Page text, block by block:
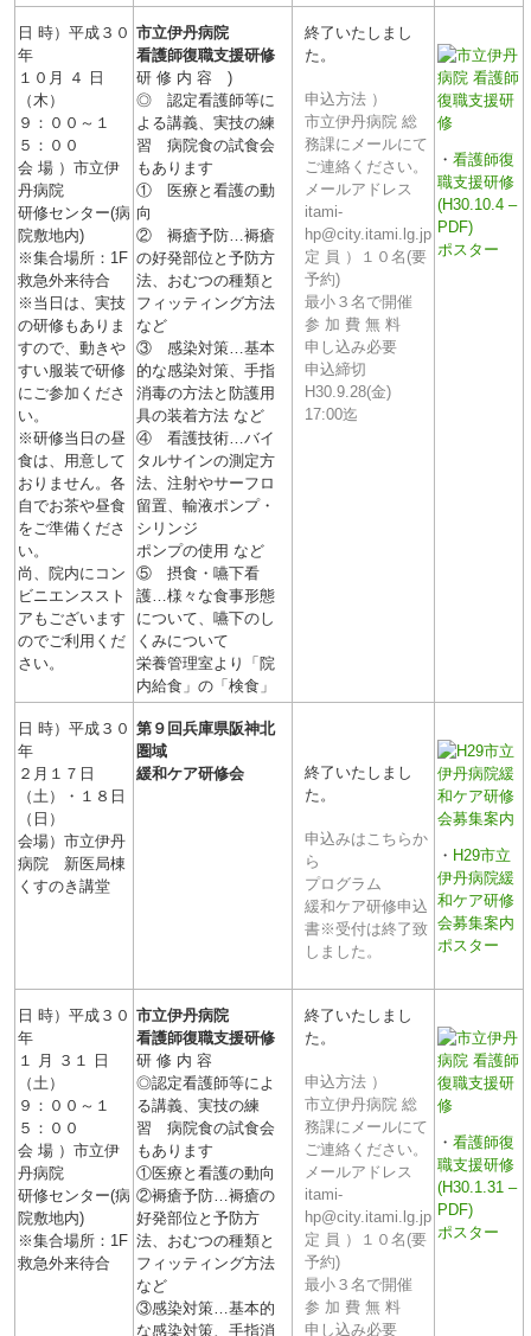
日 時）平成３０
年
１０月 ４ 日
（木）
９：００～１
５：００
会 場 ）市立伊
丹病院
研修センター(病
院敷地内)
※集合場所：1F
救急外来待合
※当日は、実技
の研修もありま
すので、動きや
すい服装で研修
にご参加くださ
い。
※研修当日の昼
食は、用意して
おりません。各
自でお茶や昼食
をご準備くださ
い。
尚、院内にコン
ビニエンススト
アもございます
のでご利用くだ
さい。
市立伊丹病院
看護師復職支援研修
研 修 内 容 )
◎ 認定看護師等に
よる講義、実技の練
習 病院食の試食会
もあります
① 医療と看護の動
向
② 褥瘡予防…褥瘡
の好発部位と予防方
法、おむつの種類と
フィッティング方法
など
③ 感染対策…基本
的な感染対策、手指
消毒の方法と防護用
具の装着方法 など
④ 看護技術…バイ
タルサインの測定方
法、注射やサーフロ
留置、輸液ポンプ・
シリンジ
ポンプの使用 など
⑤ 摂食・嚥下看
護…様々な食事形態
について、嚥下のし
くみについて
栄養管理室より「院
内給食」の「検食」
終了いたしまし
た。
申込方法 ）
市立伊丹病院 総
務課にメールにて
ご連絡ください。
メールアドレス
itami-
hp@city.itami.lg.jp
定 員 ）１０名(要
予約)
最小３名で開催
参 加 費 無 料
申し込み必要
申込締切
H30.9.28(金)
17:00迄
・ 看護師復
職支援研修
(H30.10.4 –
PDF)
ポスター
日 時）平成３０
年
２月１７日
（土）・１８日
（日）
会場）市立伊丹
病院 新医局棟
くすのき講堂
第９回兵庫県阪神北
圏域
緩和ケア研修会
終了いたしまし
た。
申込みはこちらか
ら
プログラム
緩和ケア研修申込
書※受付は終了致
しました。
・ H29市立
伊丹病院緩
和ケア研修
会募集案内
ポスター
日 時）平成３０
年
１ 月 ３１ 日
（土）
９：００～１
５：００
会 場 ）市立伊
丹病院
研修センター(病
院敷地内)
※集合場所：1F
救急外来待合
市立伊丹病院
看護師復職支援研修
研 修 内 容
◎認定看護師等によ
る講義、実技の練
習 病院食の試食会
もあります
①医療と看護の動向
②褥瘡予防…褥瘡の
好発部位と予防方
法、おむつの種類と
フィッティング方法
など
③感染対策…基本的
な感染対策、手指消
終了いたしまし
た。
申込方法 ）
市立伊丹病院 総
務課にメールにて
ご連絡ください。
メールアドレス
itami-
hp@city.itami.lg.jp
定 員 ）１０名(要
予約)
最小３名で開催
参 加 費 無 料
申し込み必要
・ 看護師復
職支援研修
(H30.1.31 –
PDF)
ポスター